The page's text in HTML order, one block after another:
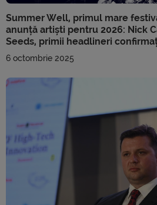
Summer Well, primul mare
anunță artiști pentru 2026: Nick
Seeds, primii headlineri
6 octombrie 2025